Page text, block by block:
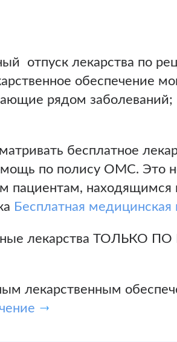
отпуск лекарства по
обеспечение
рядом
бесплатное
по полису ОМС. Это
пациентам, находящимся
Бесплатная
лекарства ТОЛЬКО
лекарственным